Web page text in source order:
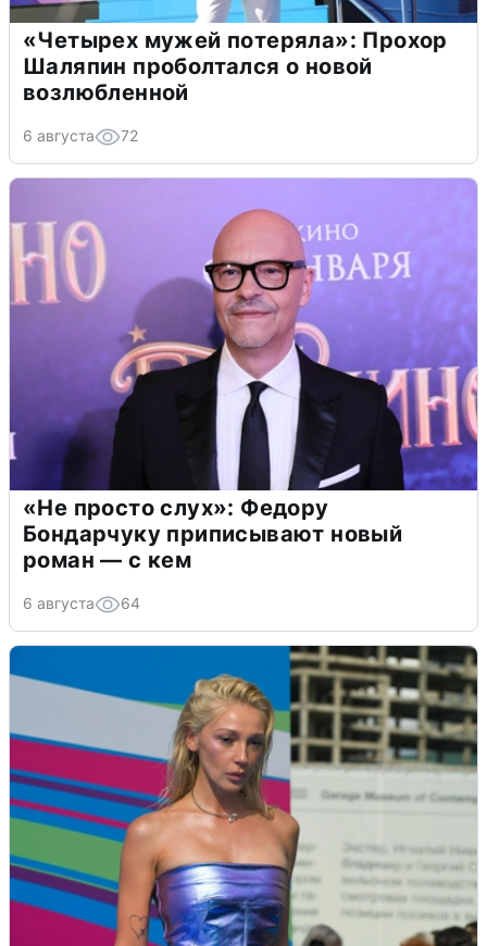
«Четырех мужей потеряла»: Прохор
Шаляпин проболтался о новой
возлюбленной
6 августа 72
«Не просто слух»: Федору
Бондарчуку приписывают новый
роман — с кем
6 августа 64